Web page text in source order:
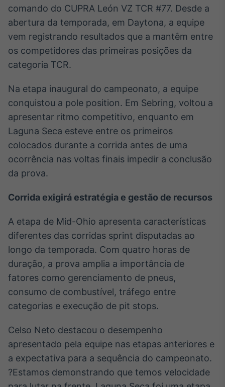
Broadcast
Widgets
Componentes
para conteúdos e
Broadcast
Wallboard
Conteúdos e
dados para
displays e telas
Curadoria de
conteúdos
Soluções de
Tecnologia
Broadcast
Radar
Monitoramento
inteligente de
notícias e
conteúdos
Fundos
A melhor
plataforma para
de investimento
no Brasil
comando do CUPRA León VZ TCR #77. Desde a
abertura da temporada, em Daytona, a equipe
vem registrando resultados que a mantêm entre
os competidores das primeiras posições da
categoria TCR.
Na etapa inaugural do campeonato, a equipe
conquistou a pole position. Em Sebring, voltou a
apresentar ritmo competitivo, enquanto em
Laguna Seca esteve entre os primeiros
colocados durante a corrida antes de uma
ocorrência nas voltas finais impedir a conclusão
da prova.
Corrida exigirá estratégia e gestão de recursos
A etapa de Mid-Ohio apresenta características
diferentes das corridas sprint disputadas ao
longo da temporada. Com quatro horas de
duração, a prova amplia a importância de
fatores como gerenciamento de pneus,
consumo de combustível, tráfego entre
categorias e execução de pit stops.
Celso Neto destacou o desempenho
apresentado pela equipe nas etapas anteriores e
a expectativa para a sequência do campeonato.
?Estamos demonstrando que temos velocidade